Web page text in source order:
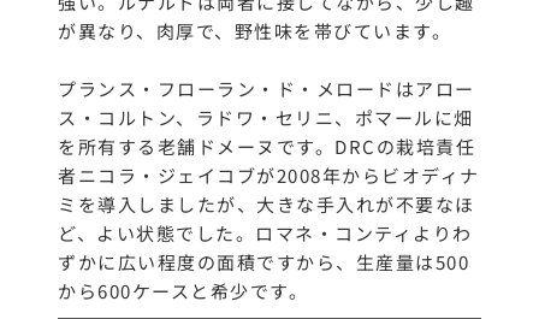
が異なり、肉厚で、野性味を帯びています。
プランス・フローラン・ド・メロードはアロー
ス・コルトン、ラドワ・セリニ、ポマールに畑
を所有する老舗ドメーヌです。DRCの栽培責任
者ニコラ・ジェイコブが2008年からビオディナ
ミを導入しましたが、大きな手入れが不要なほ
ど、よい状態でした。ロマネ・コンティよりわ
ずかに広い程度の面積ですから、生産量は500
から600ケースと希少です。